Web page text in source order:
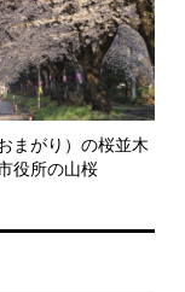
まがり）の桜並木
役所の山桜